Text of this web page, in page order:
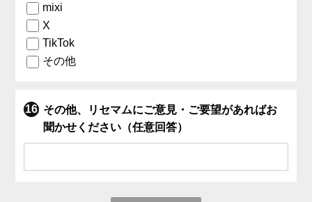
mixi
X
TikTok
その他
その他、リセマムにご意見・ご要望があればお
聞かせください（任意回答）